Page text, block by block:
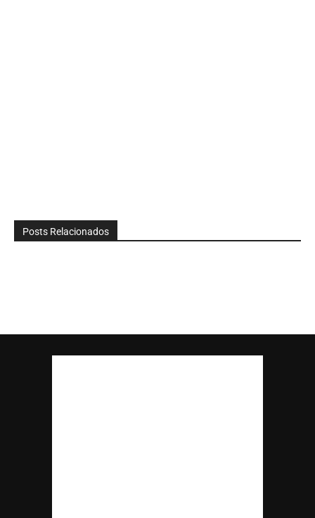
Posts Relacionados